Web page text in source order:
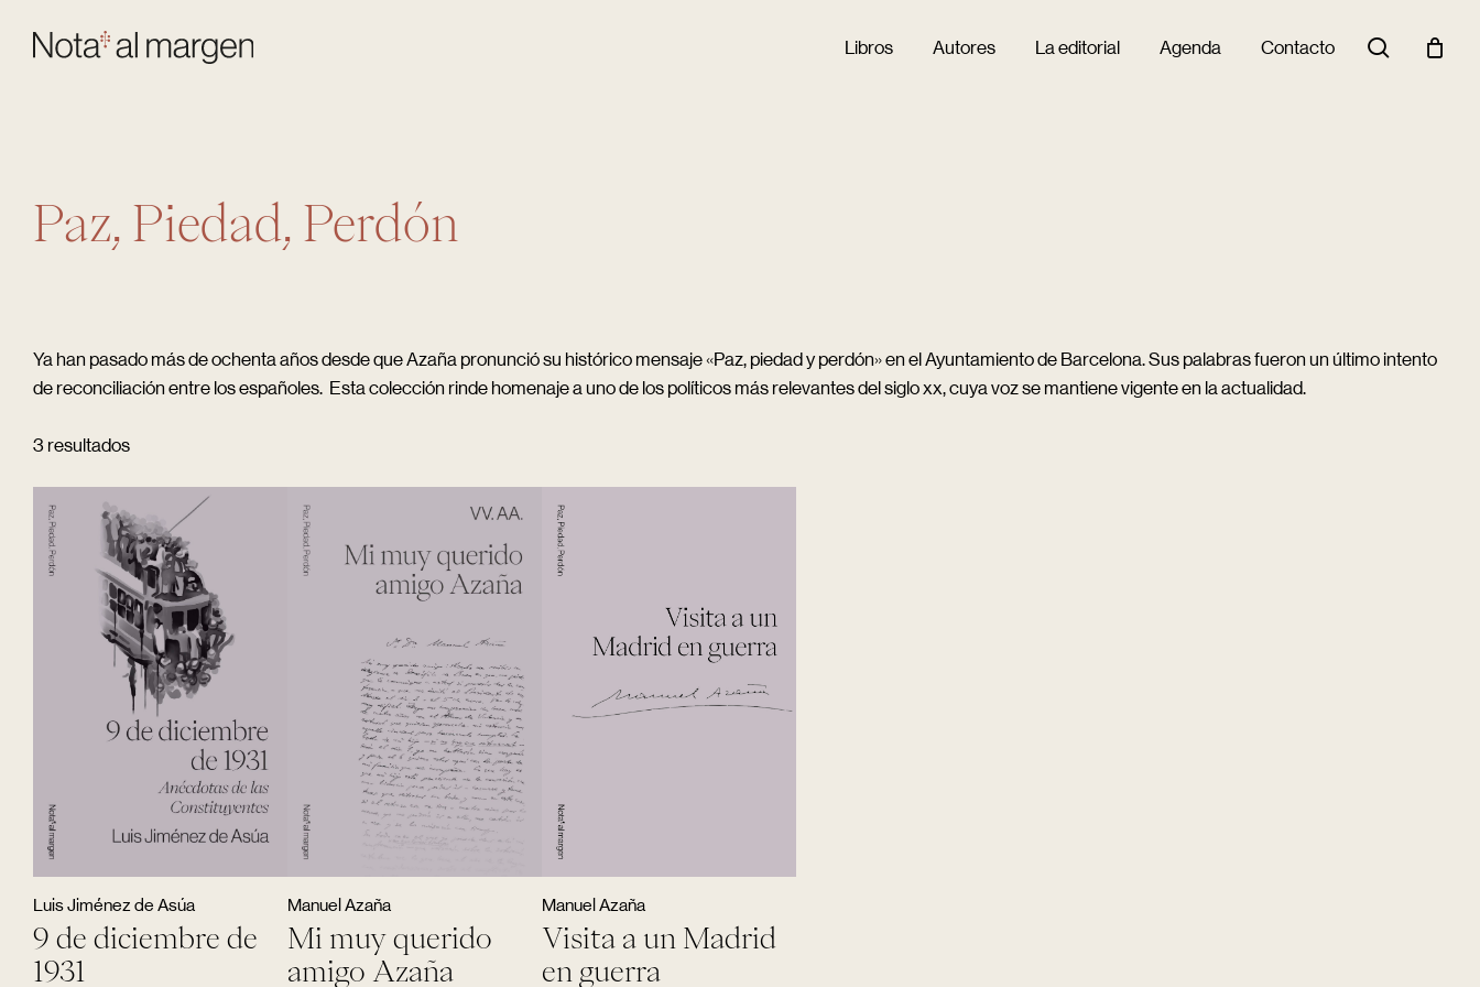
Pulsar Enter para buscar o ESC para cerrar
Libros Autores La editorial Agenda Contacto Buscar
Paz, Piedad, Perdón
Ya han pasado más de ochenta años desde que Azaña pronunció su histórico mensaje «Paz, piedad y perdón» en el Ayuntamiento de Barcelona. Sus palabras fueron un último intento
de reconciliación entre los españoles. Esta colección rinde homenaje a uno de los políticos más relevantes del siglo xx, cuya voz se mantiene vigente en la actualidad.
3 resultados
Luis Jiménez de Asúa
9 de diciembre de
1931
Manuel Azaña
Mi muy querido
amigo Azaña
Manuel Azaña
Visita a un Madrid
en guerra